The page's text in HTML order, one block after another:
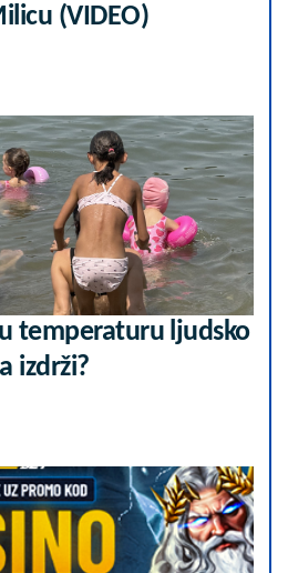
(VIDEO)
temperaturu ljudsko
izdrži?